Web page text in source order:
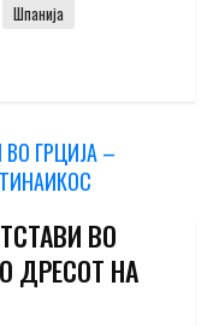
Шпанија
ВО
ДРЕСОТ НА